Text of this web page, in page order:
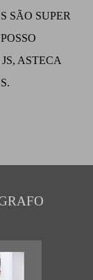
SÃO SUPER
ASTECA